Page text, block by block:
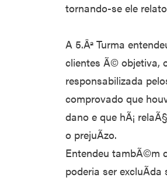
tornando-se ele
A 5.Âª Turma
clientes Ã© objetiva,
responsabilizada
comprovado que
dano e que hÃ¡
o prejuÃ­zo.
Entendeu tambÃ©m
poderia ser